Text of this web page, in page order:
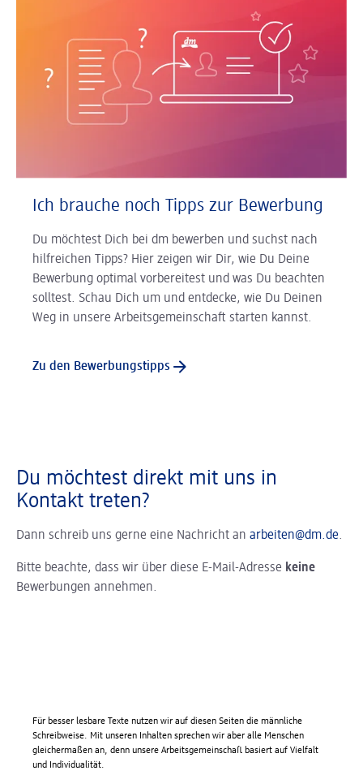
Ich brauche noch Tipps zur Bewerbung
Du möchtest Dich bei dm bewerben und suchst nach
hilfreichen Tipps? Hier zeigen wir Dir, wie Du Deine
Bewerbung optimal vorbereitest und was Du beachten
solltest. Schau Dich um und entdecke, wie Du Deinen
Weg in unsere Arbeitsgemeinschaft starten kannst.
Zu den Bewerbungstipps
Du möchtest direkt mit uns in
Kontakt treten?
Dann schreib uns gerne eine Nachricht an arbeiten@dm.de.
Bitte beachte, dass wir über diese E-Mail-Adresse keine
Bewerbungen annehmen.
Für besser lesbare Texte nutzen wir auf diesen Seiten die männliche
Schreibweise. Mit unseren Inhalten sprechen wir aber alle Menschen
gleichermaßen an, denn unsere Arbeitsgemeinschaft basiert auf Vielfalt
und Individualität.